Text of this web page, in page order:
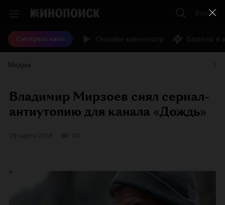
Войти
Смотреть кино
Владимир Мирзоев снял сериал-
антиутопию для канала «Дождь»